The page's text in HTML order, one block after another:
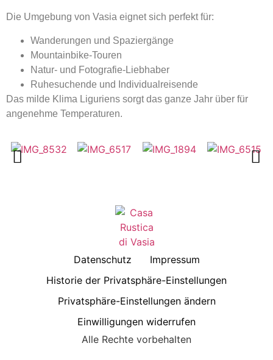
Die Umgebung von Vasia eignet sich perfekt für:
Wanderungen und Spaziergänge
Mountainbike-Touren
Natur- und Fotografie-Liebhaber
Ruhesuchende und Individualreisende
Das milde Klima Liguriens sorgt das ganze Jahr über für
angenehme Temperaturen.
Datenschutz
Impressum
Historie der Privatsphäre-Einstellungen
Privatsphäre-Einstellungen ändern
Einwilligungen widerrufen
Alle Rechte vorbehalten